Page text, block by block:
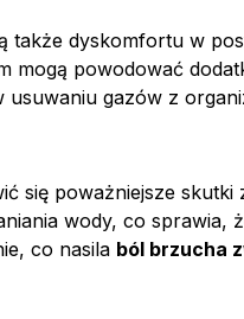
także dyskomfortu w
mogą powodować
gazów z
się poważniejsze skutki
wody, co sprawia,
co nasila ból brzucha